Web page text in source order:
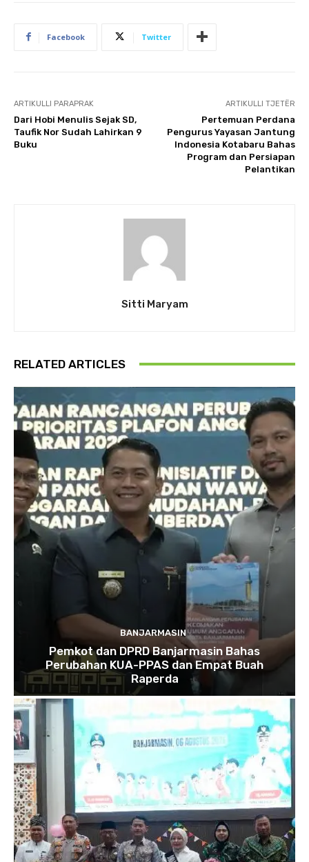
Facebook Twitter
ARTIKULLI PARAPRAK
Dari Hobi Menulis Sejak SD,
Taufik Nor Sudah Lahirkan 9
Buku
ARTIKULLI TJETËR
Pertemuan Perdana
Pengurus Yayasan Jantung
Indonesia Kotabaru Bahas
Program dan Persiapan
Pelantikan
Sitti Maryam
RELATED ARTICLES
BANJARMASIN
Pemkot dan DPRD Banjarmasin Bahas
Perubahan KUA-PPAS dan Empat Buah
Raperda